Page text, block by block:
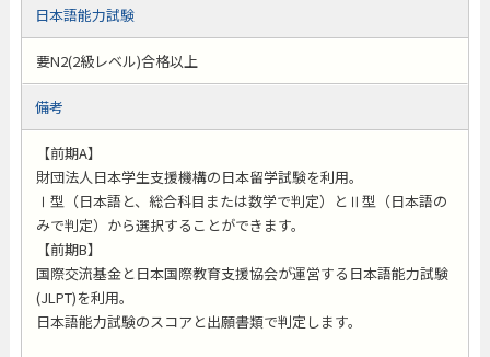
日本語能力試験
要N2(2級レベル)合格以上
備考
【前期A】
財団法人日本学生支援機構の日本留学試験を利用。
Ⅰ型（日本語と、総合科目または数学で判定）とⅡ型（日本語の
みで判定）から選択することができます。
【前期B】
国際交流基金と日本国際教育支援協会が運営する日本語能力試験
(JLPT)を利用。
日本語能力試験のスコアと出願書類で判定します。